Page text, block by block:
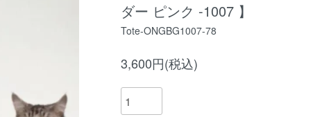
ダー ピンク -1007 】
Tote-ONGBG1007-78
3,600円(税込)